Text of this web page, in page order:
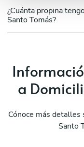
¿Cuánta propina
Santo Tomás?
a
Cónoce más
Santo